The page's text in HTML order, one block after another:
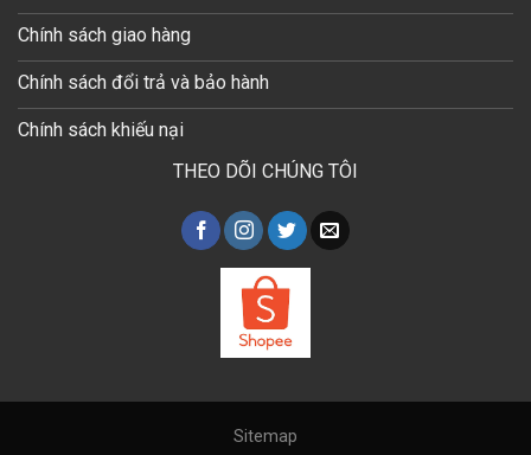
Chính sách giao hàng
Chính sách đổi trả và bảo hành
Chính sách khiếu nại
THEO DÕI CHÚNG TÔI
Sitemap